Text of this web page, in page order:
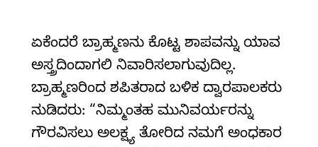
ಏಕೆಂದರೆ ಬ್ರಾಹ್ಮಣನು ಕೊಟ್ಟ ಶಾಪವನ್ನು ಯಾವ
ಅಸ್ತ್ರದಿಂದಾಗಲಿ ನಿವಾರಿಸಲಾಗುವುದಿಲ್ಲ.
ಬ್ರಾಹ್ಮಣರಿಂದ ಶಪಿತರಾದ ಬಳಿಕ ದ್ವಾರಪಾಲಕರು
ನುಡಿದರು: “ನಿಮ್ಮಂತಹ ಮುನಿವರ್ಯರನ್ನು
ಗೌರವಿಸಲು ಅಲಕ್ಷ್ಯ ತೋರಿದ ನಮಗೆ ಅಂಧಕಾರ